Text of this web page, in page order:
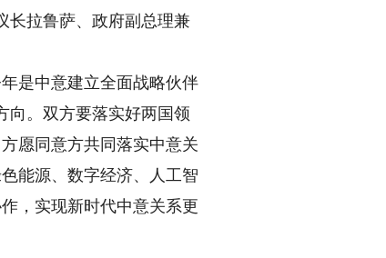
长拉鲁萨、政府副总理兼
是中意建立全面战略伙伴
向。双方要落实好两国领
愿同意方共同落实中意关
能源、数字经济、人工智
，实现新时代中意关系更